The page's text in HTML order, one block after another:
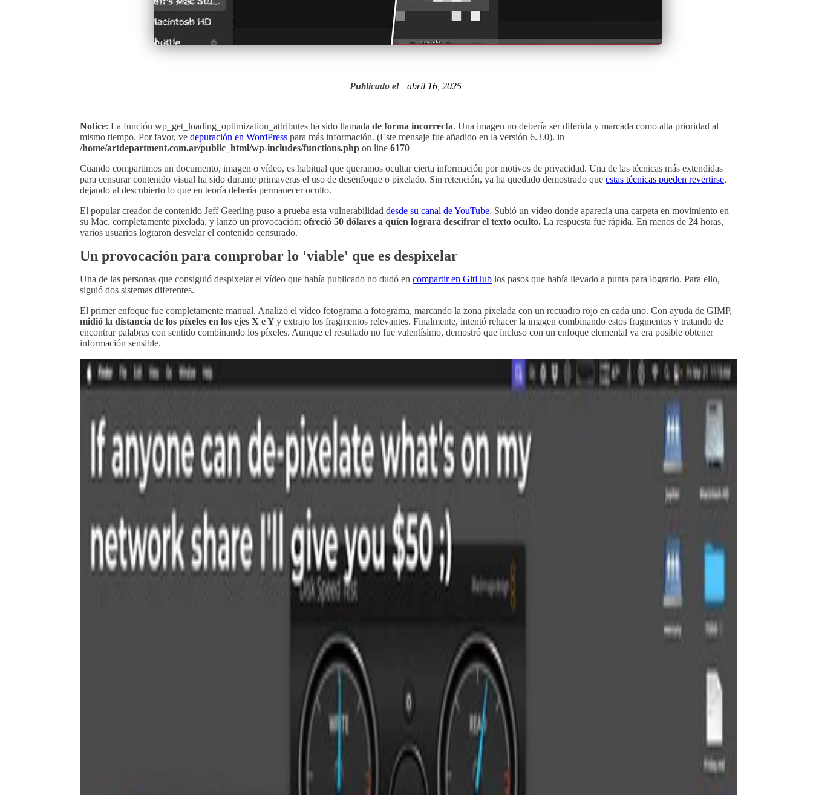
Publicado el abril 16, 2025
Notice: La función wp_get_loading_optimization_attributes ha sido llamada de forma incorrecta. Una imagen no debería ser diferida y marcada como alta prioridad al
mismo tiempo. Por favor, ve depuración en WordPress para más información. (Este mensaje fue añadido en la versión 6.3.0). in
/home/artdepartment.com.ar/public_html/wp-includes/functions.php on line 6170
Cuando compartimos un documento, imagen o vídeo, es habitual que queramos ocultar cierta información por motivos de privacidad. Una de las técnicas más extendidas
para censurar contenido visual ha sido durante primaveras el uso de desenfoque o pixelado. Sin retención, ya ha quedado demostrado que estas técnicas pueden revertirse,
dejando al descubierto lo que en teoría debería permanecer oculto.
El popular creador de contenido Jeff Geerling puso a prueba esta vulnerabilidad desde su canal de YouTube. Subió un vídeo donde aparecía una carpeta en movimiento en
su Mac, completamente pixelada, y lanzó un provocación: ofreció 50 dólares a quien lograra descifrar el texto oculto. La respuesta fue rápida. En menos de 24 horas,
varios usuarios lograron desvelar el contenido censurado.
Un provocación para comprobar lo 'viable' que es despixelar
Una de las personas que consiguió despixelar el vídeo que había publicado no dudó en compartir en GitHub los pasos que había llevado a punta para lograrlo. Para ello,
siguió dos sistemas diferentes.
El primer enfoque fue completamente manual. Analizó el vídeo fotograma a fotograma, marcando la zona pixelada con un recuadro rojo en cada uno. Con ayuda de GIMP,
midió la distancia de los píxeles en los ejes X e Yy extrajo los fragmentos relevantes. Finalmente, intentó rehacer la imagen combinando estos fragmentos y tratando de
encontrar palabras con sentido combinando los píxeles. Aunque el resultado no fue valentísimo, demostró que incluso con un enfoque elemental ya era posible obtener
información sensible.